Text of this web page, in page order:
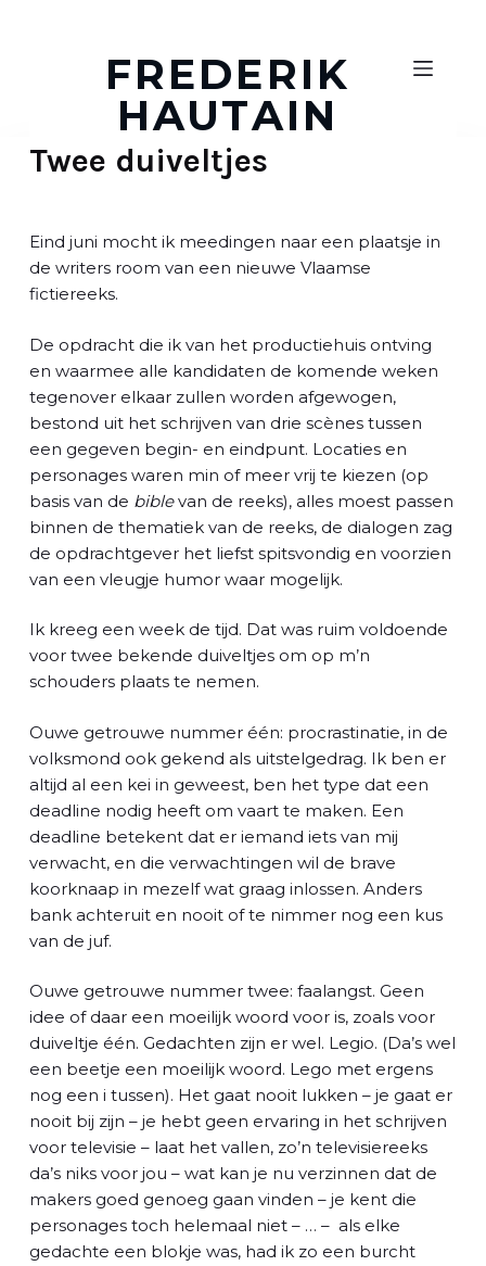
a
n
a
a
FREDERIK
HAUTAIN
Twee duiveltjes
Eind juni mocht ik meedingen naar een plaatsje in
de writers room van een nieuwe Vlaamse
fictiereeks.
De opdracht die ik van het productiehuis ontving
en waarmee alle kandidaten de komende weken
tegenover elkaar zullen worden afgewogen,
bestond uit het schrijven van drie scènes tussen
een gegeven begin- en eindpunt. Locaties en
personages waren min of meer vrij te kiezen (op
basis van de biblevan de reeks), alles moest passen
binnen de thematiek van de reeks, de dialogen zag
de opdrachtgever het liefst spitsvondig en voorzien
van een vleugje humor waar mogelijk.
Ik kreeg een week de tijd. Dat was ruim voldoende
voor twee bekende duiveltjes om op m’n
schouders plaats te nemen.
Ouwe getrouwe nummer één: procrastinatie, in de
volksmond ook gekend als uitstelgedrag. Ik ben er
altijd al een kei in geweest, ben het type dat een
deadline nodig heeft om vaart te maken. Een
deadline betekent dat er iemand iets van mij
verwacht, en die verwachtingen wil de brave
koorknaap in mezelf wat graag inlossen. Anders
bank achteruit en nooit of te nimmer nog een kus
van de juf.
Ouwe getrouwe nummer twee: faalangst. Geen
idee of daar een moeilijk woord voor is, zoals voor
duiveltje één. Gedachten zijn er wel. Legio. (Da’s wel
een beetje een moeilijk woord. Lego met ergens
nog een i tussen). Het gaat nooit lukken – je gaat er
nooit bij zijn – je hebt geen ervaring in het schrijven
voor televisie – laat het vallen, zo’n televisiereeks
da’s niks voor jou – wat kan je nu verzinnen dat de
makers goed genoeg gaan vinden – je kent die
personages toch helemaal niet – … – als elke
gedachte een blokje was, had ik zo een burcht